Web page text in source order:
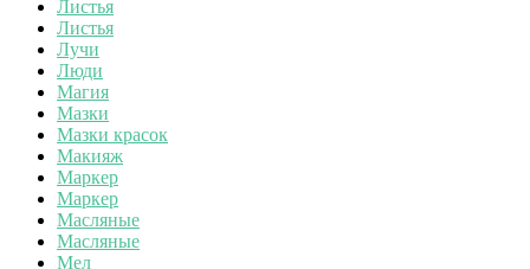
Листья
Листья
Лучи
Люди
Магия
Мазки
Мазки красок
Макияж
Маркер
Маркер
Масляные
Масляные
Мел